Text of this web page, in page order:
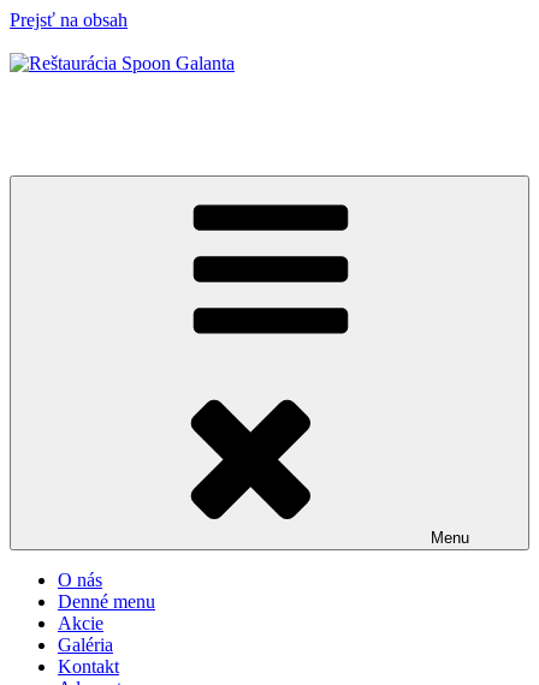
Prejsť na obsah
Menu
O nás
Denné menu
Akcie
Galéria
Kontakt